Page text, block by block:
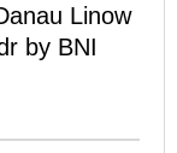
Linow
by BNI